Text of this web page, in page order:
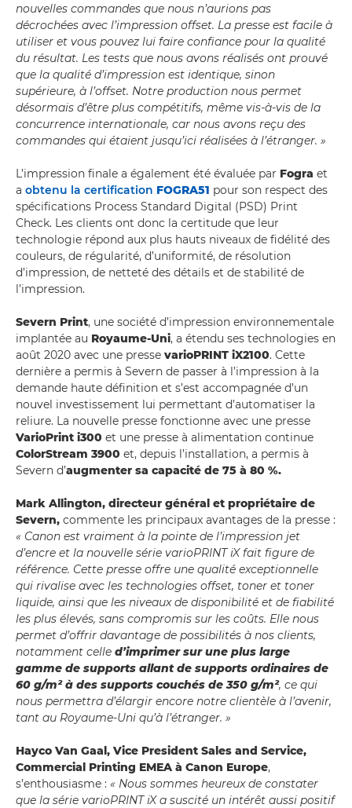
nouvelles commandes que nous n’aurions pas
décrochées avec l’impression offset. La presse est facile à
utiliser et vous pouvez lui faire confiance pour la qualité
du résultat. Les tests que nous avons réalisés ont prouvé
que la qualité d’impression est identique, sinon
supérieure, à l’offset. Notre production nous permet
désormais d’être plus compétitifs, même vis-à-vis de la
concurrence internationale, car nous avons reçu des
commandes qui étaient jusqu’ici réalisées à l’étranger. »
L’impression finale a également été évaluée par Fogra et
a obtenu la certification FOGRA51 pour son respect des
spécifications Process Standard Digital (PSD) Print
Check. Les clients ont donc la certitude que leur
technologie répond aux plus hauts niveaux de fidélité des
couleurs, de régularité, d’uniformité, de résolution
d’impression, de netteté des détails et de stabilité de
l’impression.
Severn Print, une société d’impression environnementale
implantée au Royaume-Uni, a étendu ses technologies en
août 2020 avec une presse varioPRINT iX2100. Cette
dernière a permis à Severn de passer à l’impression à la
demande haute définition et s’est accompagnée d’un
nouvel investissement lui permettant d’automatiser la
reliure. La nouvelle presse fonctionne avec une presse
VarioPrint i300 et une presse à alimentation continue
ColorStream 3900 et, depuis l’installation, a permis à
Severn d’augmenter sa capacité de 75 à 80 %.
Mark Allington, directeur général et propriétaire de
Severn, commente les principaux avantages de la presse :
« Canon est vraiment à la pointe de l’impression jet
d’encre et la nouvelle série varioPRINT iX fait figure de
référence. Cette presse offre une qualité exceptionnelle
qui rivalise avec les technologies offset, toner et toner
liquide, ainsi que les niveaux de disponibilité et de fiabilité
les plus élevés, sans compromis sur les coûts. Elle nous
permet d’offrir davantage de possibilités à nos clients,
notamment celle d’imprimer sur une plus large
gamme de supports allant de supports ordinaires de
60 g/m² à des supports couchés de 350 g/m², ce qui
nous permettra d’élargir encore notre clientèle à l’avenir,
tant au Royaume-Uni qu’à l’étranger. »
Hayco Van Gaal, Vice President Sales and Service,
Commercial Printing EMEA à Canon Europe,
s’enthousiasme : « Nous sommes heureux de constater
que la série varioPRINT iX a suscité un intérêt aussi positif